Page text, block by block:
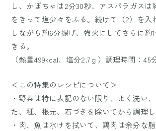
し、かぼちゃは2分30秒、アスパラガスは
をきって塩少々をふる。続けて（2）を入
しながら約6分揚げ、強火にしてさらに約
きる。
（熱量499kcal、塩分2.7ｇ）調理時間：45
＜この特集のレシピについて＞
・野菜は特に表記のない限り、よく洗い
た、種、根元、石づきを除いてから調理し
・肉、魚は水けを拭いて、鶏肉は余分な